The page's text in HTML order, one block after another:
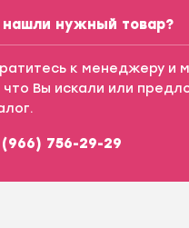
нашли нужный товар?
к менеджеру и
что Вы искали или
(966) 756-29-29